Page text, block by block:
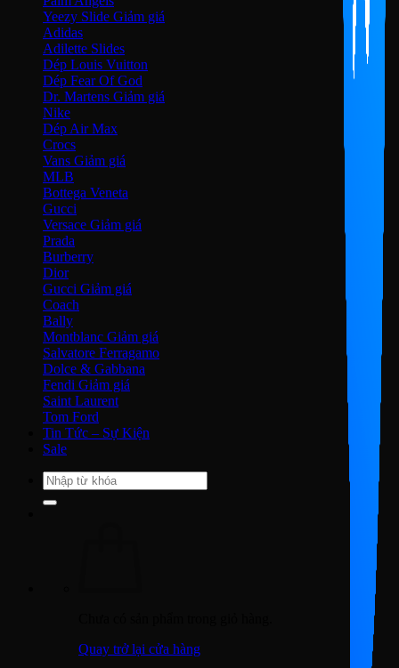
Yeezy Slide
Adidas
Adilette Slides
Dép Louis Vuitton
Dép Fear Of God
Dr. Martens
Nike
Dép Air Max
Crocs
Vans
MLB
Bottega Veneta
Gucci
Versace
Prada
Burberry
Dior
Gucci
Coach
Bally
Montblanc
Salvatore Ferragamo
Dolce & Gabbana
Fendi
Saint Laurent
Tom Ford
Tin Tức – Sự Kiện
Sale
Tìm
kiếm:
Quay trở lại cửa hàng